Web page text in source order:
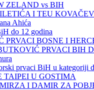
ZELAND vs BIH
I TEU
Ahića
do 12 godina
PRVACI BOSNE I
PRVACI BIH
prvaci BiH u kategoriji
TAIPEI U GOSTIMA
I DAMIR ZA